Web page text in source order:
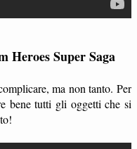
Heroes Super Saga
ma non tanto. Per
bene tutti gli oggetti che si